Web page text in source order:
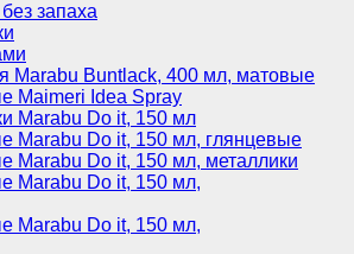
запаха
Marabu Buntlack, 400 мл, матовые
Maimeri Idea Spray
Marabu Do it, 150 мл
Marabu Do it, 150 мл, глянцевые
Marabu Do it, 150 мл, металлики
Marabu Do it, 150 мл,
Marabu Do it, 150 мл,